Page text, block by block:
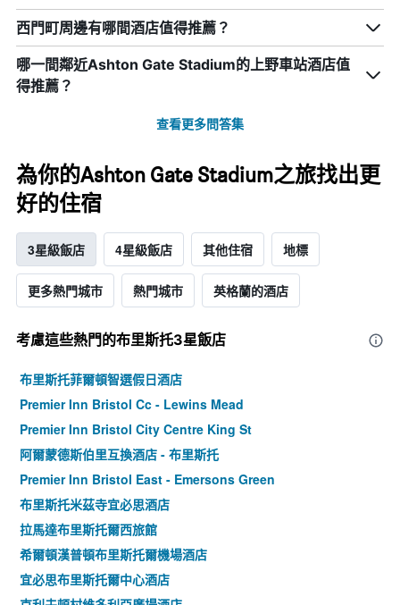
西門町周邊有哪間酒店值得推薦？
哪一間鄰近Ashton Gate Stadium的上野車站酒店值
得推薦？
查看更多問答集
為你的Ashton Gate Stadium之旅找出更
好的住宿
3星級飯店 4星級飯店 其他住宿 地標
更多熱門城市 熱門城市 英格蘭的酒店
考慮這些熱門的布里斯托3星​飯店
布里斯托菲爾頓智選假日酒店
Premier Inn Bristol Cc - Lewins Mead
Premier Inn Bristol City Centre King St
阿爾蒙德斯伯里互換酒店 - 布里斯托
Premier Inn Bristol East - Emersons Green
布里斯托米茲寺宜必思酒店
拉馬達布里斯托爾西旅館
希爾頓漢普頓布里斯托爾機場酒店
宜必思布里斯托爾中心酒店